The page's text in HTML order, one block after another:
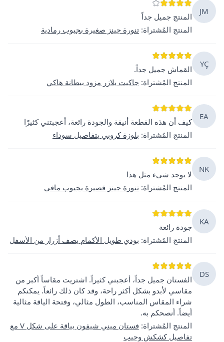
JM
المنتج جميل جداً
المنتج المُشتراة: تنورة جينز صغيرة بجيوب رمادية
YÇ
القماش جميل جداً.
المنتج المُشتراة: جاكيت بلازر مزود ببطانة هاكي
EA
كيف أن هذه القطعة أنيقة والجودة رائعة، أعجبتني كثيرًا
المنتج المُشتراة: بلوزة كروبي بتفاصيل سوداء
NK
لا يوجد شيء مثل هذا
المنتج المُشتراة: تنورة جينز قصيرة بجيوب مافي
KA
جودة رائعة
المنتج المُشتراة: بودي طويل الأكمام بصف أزرار من الأسفل
DS
الفستان جميل جداً، أعجبني كثيراً. اشتريت مقاساً أكبر من
مقاسي لأبدو بشكل أكثر راحة، وقد كان ذلك رائعاً. يمكنكم
شراء المقاس المناسب، الطول مثالي، وفتحة الياقة مثالية
أيضاً. أنصحكم به.
المنتج المُشتراة:
فستان ميني شيفون بياقة على شكل V مع
تفاصيل كشكش وجيب